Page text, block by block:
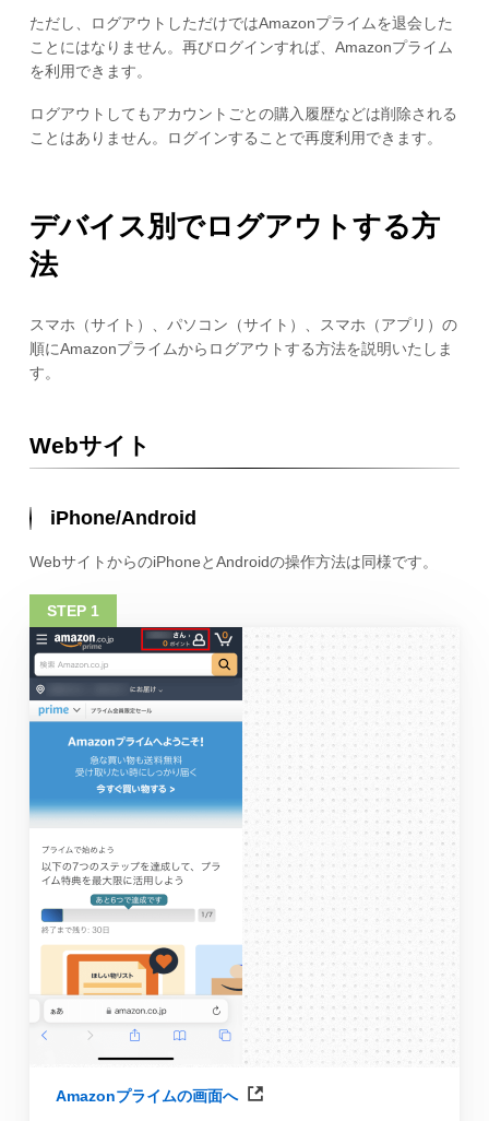
ただし、ログアウトしただけではAmazonプライムを退会した
ことにはなりません。再びログインすれば、Amazonプライム
を利用できます。
ログアウトしてもアカウントごとの購入履歴などは削除される
ことはありません。ログインすることで再度利用できます。
デバイス別でログアウトする方
法
スマホ（サイト）、パソコン（サイト）、スマホ（アプリ）の
順にAmazonプライムからログアウトする方法を説明いたしま
す。
Webサイト
iPhone/Android
WebサイトからのiPhoneとAndroidの操作方法は同様です。
Amazonプライムの画面へ